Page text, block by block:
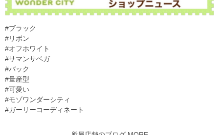
#ブラック
#リボン
#オフホワイト
#サマンサベガ
#バック
#量産型
#可愛い
#モゾワンダーシティ
#ガーリーコーディネート